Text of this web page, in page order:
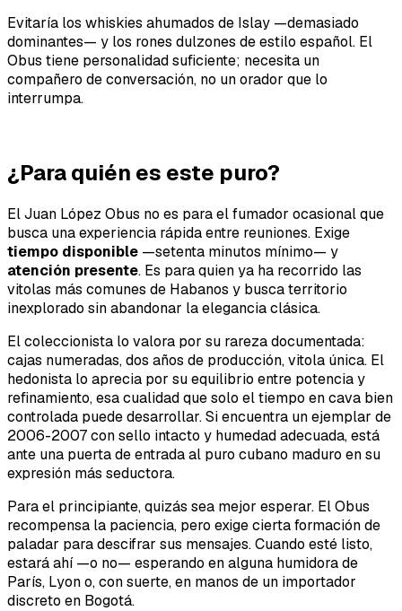
Evitaría los whiskies ahumados de Islay —demasiado
dominantes— y los rones dulzones de estilo español. El
Obus tiene personalidad suficiente; necesita un
compañero de conversación, no un orador que lo
interrumpa.
¿Para quién es este puro?
El Juan López Obus no es para el fumador ocasional que
busca una experiencia rápida entre reuniones. Exige
tiempo disponible —setenta minutos mínimo— y
atención presente. Es para quien ya ha recorrido las
vitolas más comunes de Habanos y busca territorio
inexplorado sin abandonar la elegancia clásica.
El coleccionista lo valora por su rareza documentada:
cajas numeradas, dos años de producción, vitola única. El
hedonista lo aprecia por su equilibrio entre potencia y
refinamiento, esa cualidad que solo el tiempo en cava bien
controlada puede desarrollar. Si encuentra un ejemplar de
2006-2007 con sello intacto y humedad adecuada, está
ante una puerta de entrada al puro cubano maduro en su
expresión más seductora.
Para el principiante, quizás sea mejor esperar. El Obus
recompensa la paciencia, pero exige cierta formación de
paladar para descifrar sus mensajes. Cuando esté listo,
estará ahí —o no— esperando en alguna humidora de
París, Lyon o, con suerte, en manos de un importador
discreto en Bogotá.